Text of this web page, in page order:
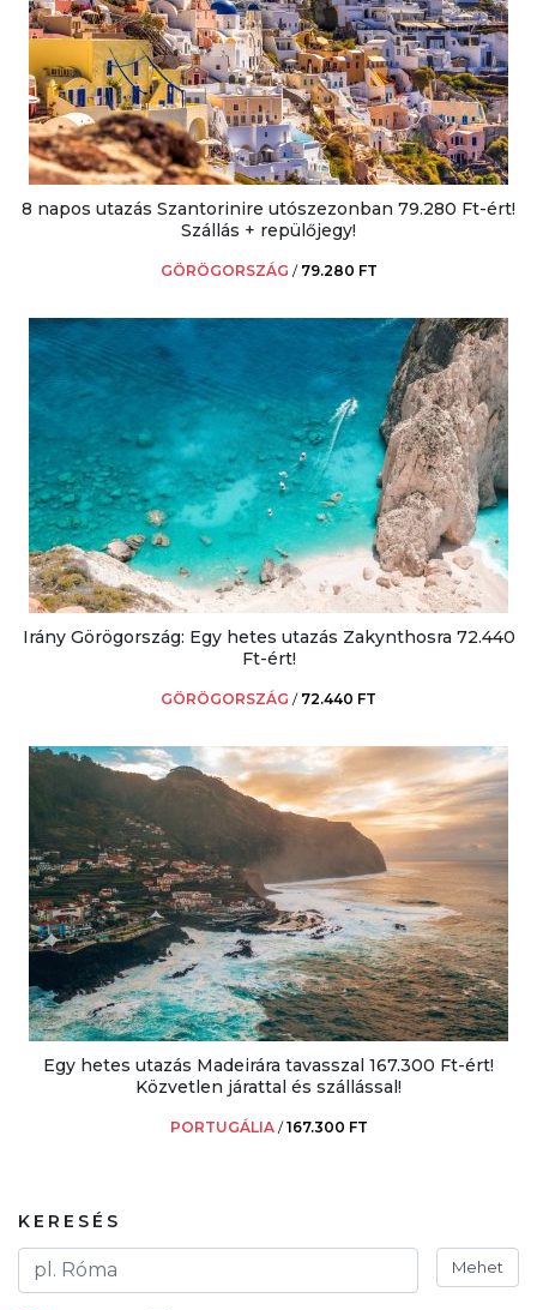
8 napos utazás Szantorinire utószezonban 79.280 Ft-ért!
Szállás + repülőjegy!
GÖRÖGORSZÁG / 79.280 FT
Irány Görögország: Egy hetes utazás Zakynthosra 72.440
Ft-ért!
GÖRÖGORSZÁG / 72.440 FT
Egy hetes utazás Madeirára tavasszal 167.300 Ft-ért!
Közvetlen járattal és szállással!
PORTUGÁLIA /167.300 FT
KERESÉS
Mehet